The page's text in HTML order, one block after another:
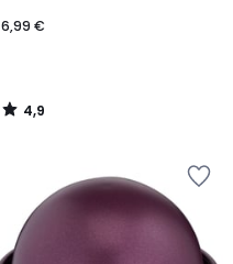
6,99 €
4,9
/